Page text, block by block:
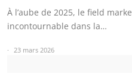
À l’aube de 2025, le field
incontournable dans la…
23 mars 2026